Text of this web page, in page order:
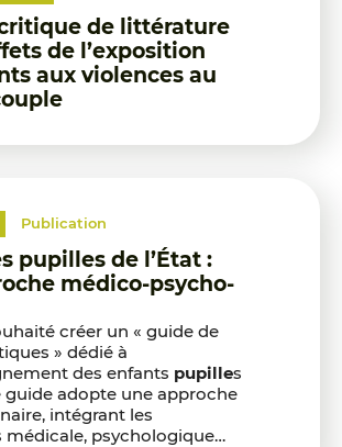
de littérature
de l’exposition
aux violences au
Publication
pupilles de l’État :
médico-psycho-
créer un « guide de
» dédié à
des enfants pupilles
guide adopte une approche
intégrant les
médicale, psychologique…